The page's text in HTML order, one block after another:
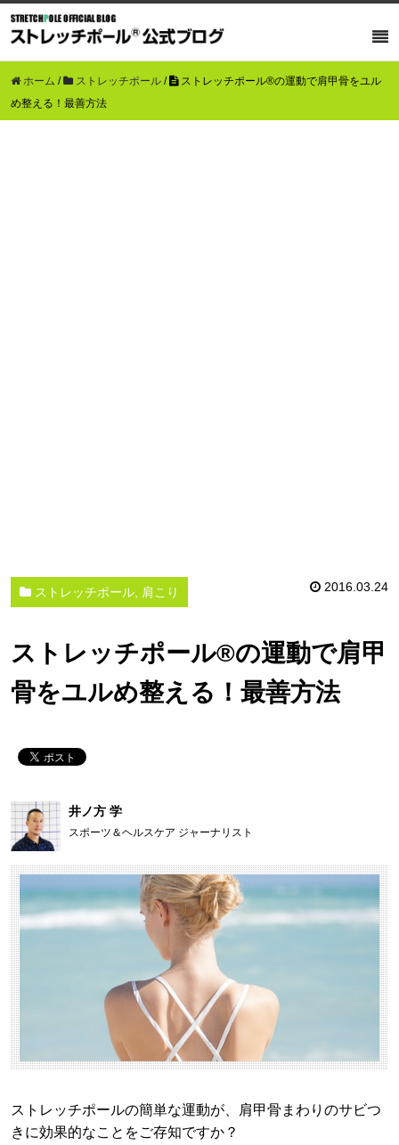
ホーム / ストレッチポール /
ストレッチポール®の運動で肩甲骨をユル
め整える！最善方法
ストレッチポール, 肩こり 2016.03.24
ストレッチポール®の運動で肩甲
骨をユルめ整える！最善方法
井ノ方 学
スポーツ＆ヘルスケア ジャーナリスト
ストレッチポールの簡単な運動が、肩甲骨まわりのサビつ
きに効果的なことをご存知ですか？